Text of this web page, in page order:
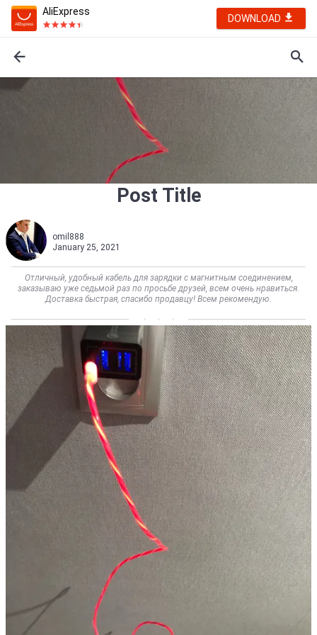
AliExpress
DOWNLOAD
Post Title
omil888
January 25, 2021
Отличный, удобный кабель для зарядки с магнитным соединением,
заказываю уже седьмой раз по просьбе друзей, всем очень нравиться.
Доставка быстрая, спасибо продавцу! Всем рекомендую.